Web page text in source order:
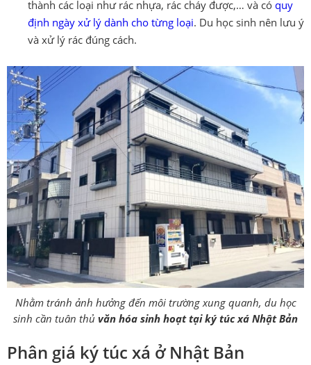
thành các loại như rác nhựa, rác cháy được,… và có quy
định ngày xử lý dành cho từng loại. Du học sinh nên lưu ý
và xử lý rác đúng cách.
Nhằm tránh ảnh hưởng đến môi trường xung quanh, du học
sinh cần tuân thủ văn hóa sinh hoạt tại ký túc xá Nhật Bản
Phân giá ký túc xá ở Nhật Bản